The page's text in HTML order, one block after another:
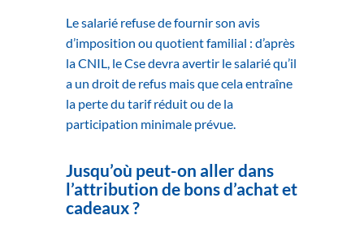
Le salarié refuse de fournir son avis
d’imposition ou quotient familial : d’après
la CNIL, le Cse devra avertir le salarié qu’il
a un droit de refus mais que cela entraîne
la perte du tarif réduit ou de la
participation minimale prévue.
Jusqu’où peut-on aller dans
l’attribution de bons d’achat et
cadeaux ?